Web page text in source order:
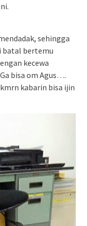
sehingga
batal bertemu
kecewa
bisa om Agus….
kabarin bisa ijin